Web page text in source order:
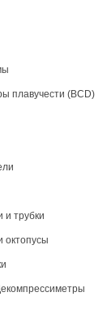
плавучести (BCD)
и трубки
октопусы